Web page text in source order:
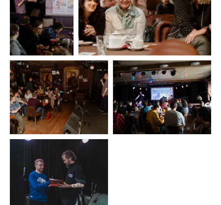
Cайт сделан c ♡ chelovek-solnca
ОТПРАВИТЬ